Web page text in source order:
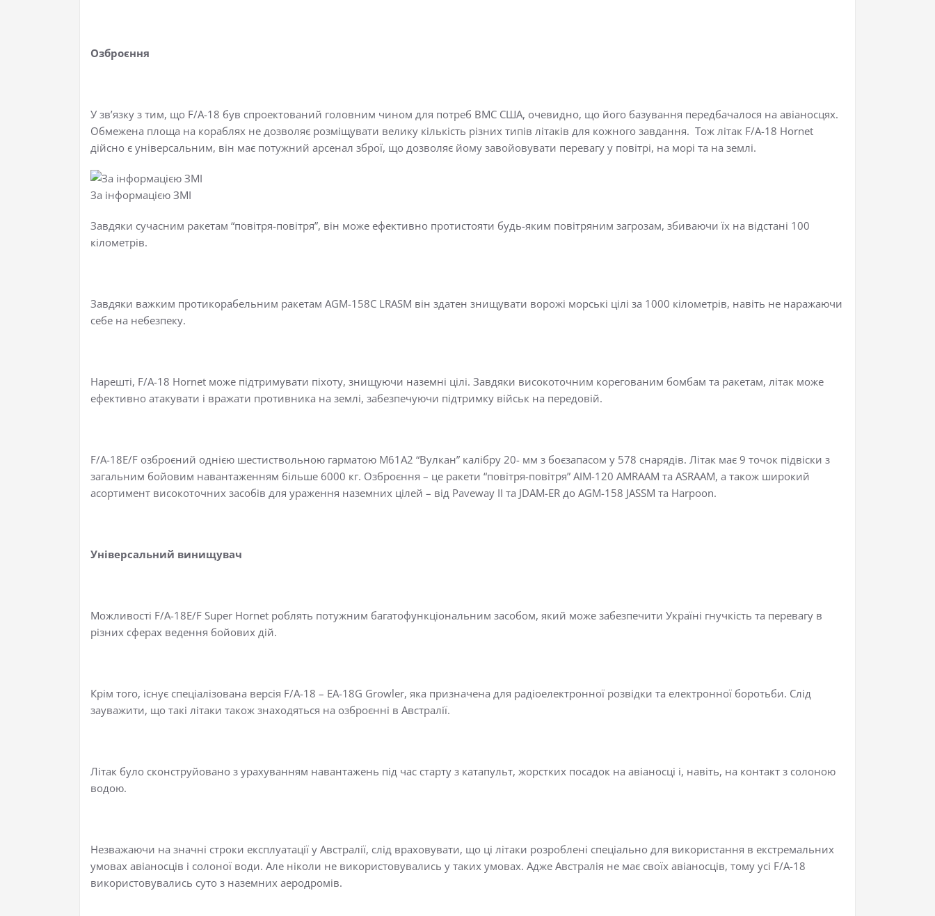
Озброєння
У зв’язку з тим, що F/A-18 був спроектований головним чином для потреб ВМС США, очевидно, що його базування передбачалося на авіаносцях.
Обмежена площа на кораблях не дозволяє розміщувати велику кількість різних типів літаків для кожного завдання. Тож літак F/A-18 Hornet
дійсно є універсальним, він має потужний арсенал зброї, що дозволяє йому завойовувати перевагу у повітрі, на морі та на землі.
За інформацією ЗМІ
Завдяки сучасним ракетам “повітря-повітря”, він може ефективно протистояти будь-яким повітряним загрозам, збиваючи їх на відстані 100
кілометрів.
Завдяки важким протикорабельним ракетам AGM-158C LRASM він здатен знищувати ворожі морські цілі за 1000 кілометрів, навіть не наражаючи
себе на небезпеку.
Нарешті, F/A-18 Hornet може підтримувати піхоту, знищуючи наземні цілі. Завдяки високоточним корегованим бомбам та ракетам, літак може
ефективно атакувати і вражати противника на землі, забезпечуючи підтримку військ на передовій.
F/A-18E/F озброєний однією шестиствольною гарматою М61А2 “Вулкан” калібру 20- мм з боєзапасом у 578 снарядів. Літак має 9 точок підвіски з
загальним бойовим навантаженням більше 6000 кг. Озброєння – це ракети “повітря-повітря” AIM-120 AMRAAM та ASRAAM, а також широкий
асортимент високоточних засобів для ураження наземних цілей – від Paveway II та JDAM-ER до AGM-158 JASSM та Harpoon.
Універсальний винищувач
Можливості F/A-18E/F Super Hornet роблять потужним багатофункціональним засобом, який може забезпечити Україні гнучкість та перевагу в
різних сферах ведення бойових дій.
Крім того, існує спеціалізована версія F/A-18 – EA-18G Growler, яка призначена для радіоелектронної розвідки та електронної боротьби. Слід
зауважити, що такі літаки також знаходяться на озброєнні в Австралії.
Літак було сконструйовано з урахуванням навантажень під час старту з катапульт, жорстких посадок на авіаносці і, навіть, на контакт з солоною
водою.
Незважаючи на значні строки експлуатації у Австралії, слід враховувати, що ці літаки розроблені спеціально для використання в екстремальних
умовах авіаносців і солоної води. Але ніколи не використовувались у таких умовах. Адже Австралія не має своїх авіаносців, тому усі F/A-18
використовувались суто з наземних аеродромів.